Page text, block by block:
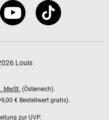
Louis
MwSt. (Österreich).
€ Bestellwert gratis).
zur UVP.